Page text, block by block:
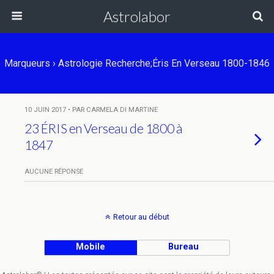
Astrolabor
Marqueurs › Astrologie Recherche;Éris En Verseau 1800-1846
10 JUIN 2017 • PAR CARMELA DI MARTINE
23 ÉRIS en Verseau de 1800 à
1847
AUCUNE RÉPONSE
Retour au début
Mobile Bureau